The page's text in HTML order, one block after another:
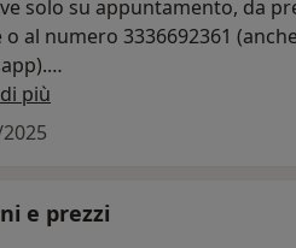
solo su appuntamento, da
o al numero 3336692361 (anche
visite podologiche con
dell'appoggio del
dei problemi della pelle e
più
e prezzi